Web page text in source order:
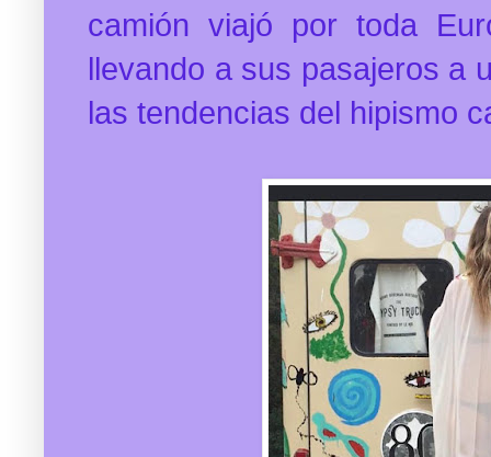
camión viajó por toda
llevando a sus pasajeros a
las tendencias del hipismo